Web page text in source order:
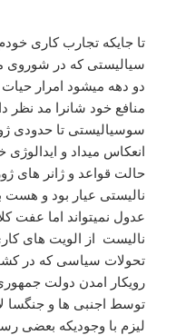
تا جایکه تجارب کاری
سیالیستی که در شوروی
دو دهه میشود امرار
منافع خود شانرا مد نظر
سوسیالیستی تا حدودی
انعکاس میداد و
حالت قواعد و ژانر های
نالیستی عیار بود و هست
عدول نمیتواند اما عفت
نالیست از الویت های
تحولات سیاسی که در
رویکار امدن دولت
توسط اجنبی ها و جنگسا
لیزم با وجودیکه بعضی